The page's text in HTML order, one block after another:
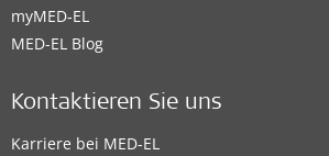
myMED‑EL
MED-EL Blog
Kontaktieren Sie uns
Karriere bei MED-EL